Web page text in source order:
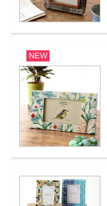
NEW